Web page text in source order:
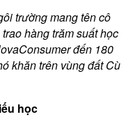
trường mang tên cô
hàng trăm suất học
đến 180
khăn trên vùng đất Cù
học